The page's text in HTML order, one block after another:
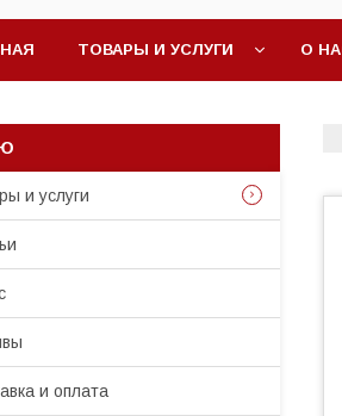
ТОВАРЫ И УСЛУГИ О
и услуги
и оплата